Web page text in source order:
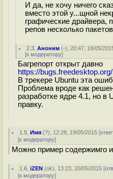
И да, не хочу ничего
вместо этой у...щной
графические драйвера,
репов несколько
2.3 ,Аноним (-), 20:47, 18/05/
[к модератору]
Багрепорт открыт давно
https://
В трекере Ubuntu эта
Проблема вроде как
разработке ядре 4.1, но в
правку.
1.5 ,Имя (?), 12:28, 19/05/2015 [
[к модератору]
Можно пример содержимго
1.6 ,iZEN (ok), 13:23, 20/05/2015 [
[к модератору]